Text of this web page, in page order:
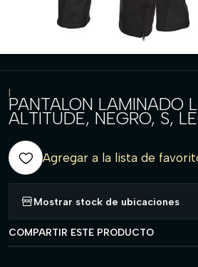
|
PANTALON LAMINADO
ALTITUDE, NEGRO, S,
Agregar a la lista de
Mostrar stock de ubicaciones
COMPARTIR ESTE PRODUCTO